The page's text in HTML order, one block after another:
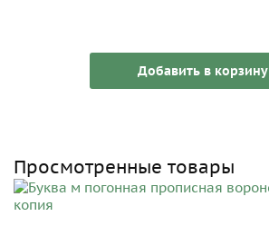
Добавить в корзину
Просмотренные товары